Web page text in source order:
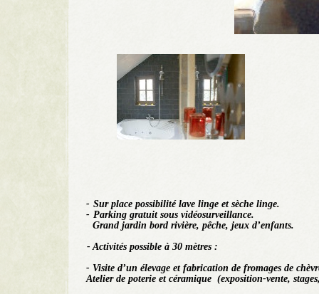
- Sur place possibilité lave linge et sèche linge.
- Parking gratuit sous vidéosurveillance.
Grand jardin bord rivière, pêche, jeux d’enfants.
- Activités possible à 30 mètres :
- Visite d’un élevage et fabrication de fromages de
Atelier de poterie et céramique (exposition-vente,